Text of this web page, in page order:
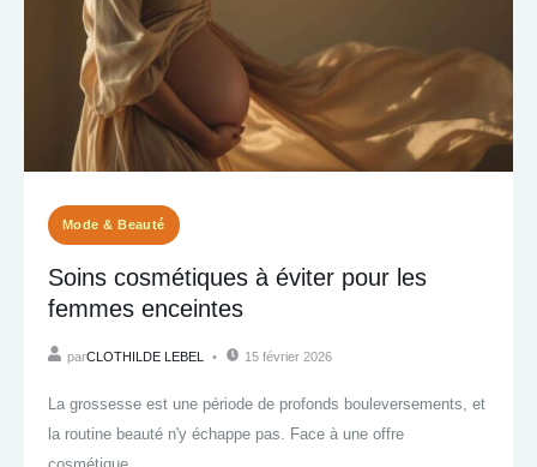
Mode & Beauté
Soins cosmétiques à éviter pour les
femmes enceintes
parCLOTHILDE LEBEL 15 février 2026
La grossesse est une période de profonds bouleversements, et
la routine beauté n'y échappe pas. Face à une offre